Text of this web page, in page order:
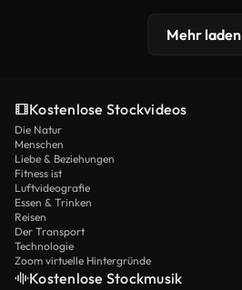
Mehr laden
Kostenlose Stockvideos
Die Natur
Menschen
Liebe & Beziehungen
Fitness ist
Luftvideografie
Essen & Trinken
Reisen
Der Transport
Technologie
Zoom virtuelle Hintergründe
Kostenlose Stockmusik